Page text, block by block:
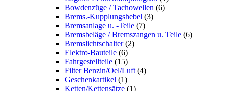
Bowdenzüge / Tachowellen (6)
Brems.-Kupplungshebel (3)
Bremsanlage u. -Teile (7)
Bremsbeläge / Bremszangen u. Teile (6)
Bremslichtschalter (2)
Elektro-Bauteile (6)
Fahrgestellteile (15)
Filter Benzin/Oel/Luft (4)
Geschenkartikel (1)
Ketten/Kettensätze (1)